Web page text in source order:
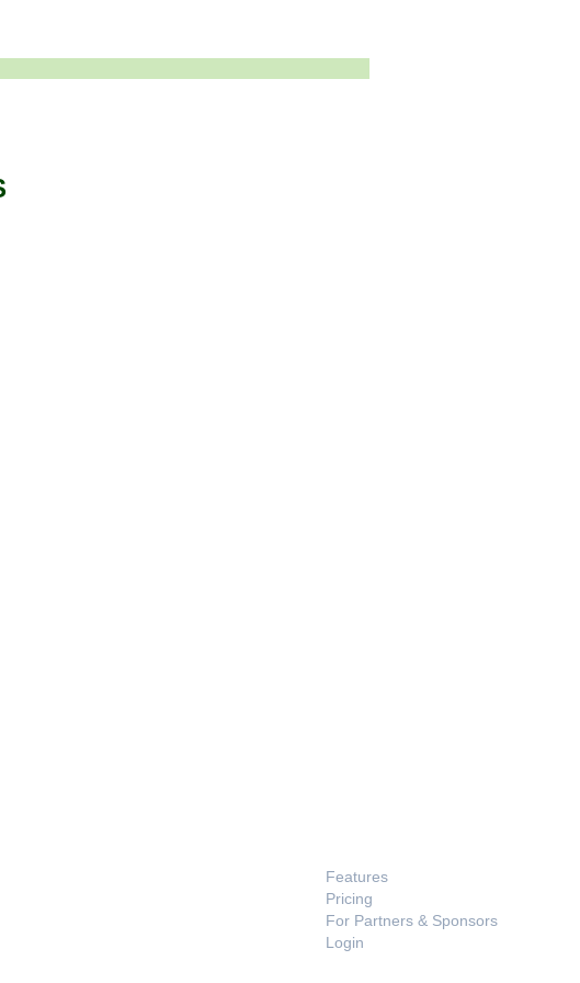
Features
Pricing
For Partners & Sponsors
Login